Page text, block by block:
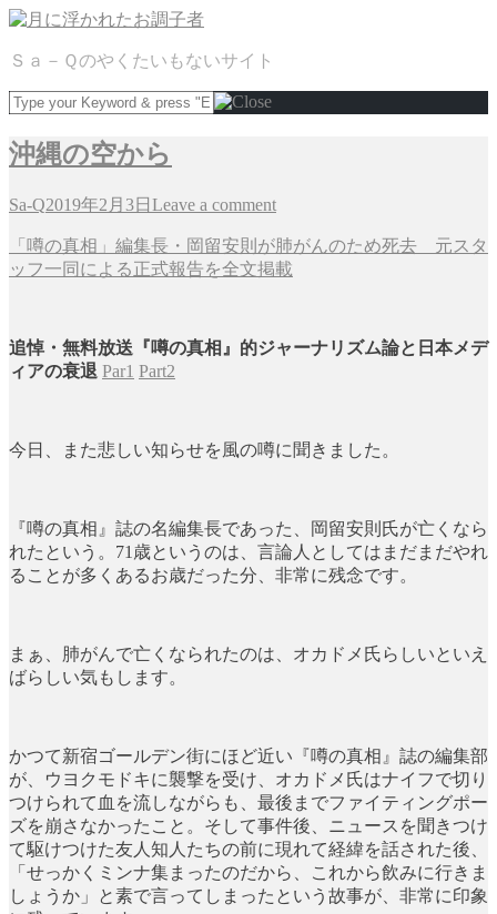
Ｓａ－Ｑのやくたいもないサイト
沖縄の空から
Sa-Q2019年2月3日 Leave a comment
「噂の真相」編集長・岡留安則が肺がんのため死去 元スタ
ッフ一同による正式報告を全文掲載
追悼・無料放送『噂の真相』的ジャーナリズム論と日本メデ
ィアの衰退 Par1 Part2
今日、また悲しい知らせを風の噂に聞きました。
『噂の真相』誌の名編集長であった、岡留安則氏が亡くなら
れたという。71歳というのは、言論人としてはまだまだやれ
ることが多くあるお歳だった分、非常に残念です。
まぁ、肺がんで亡くなられたのは、オカドメ氏らしいといえ
ばらしい気もします。
かつて新宿ゴールデン街にほど近い『噂の真相』誌の編集部
が、ウヨクモドキに襲撃を受け、オカドメ氏はナイフで切り
つけられて血を流しながらも、最後までファイティングポー
ズを崩さなかったこと。そして事件後、ニュースを聞きつけ
て駆けつけた友人知人たちの前に現れて経緯を話された後、
「せっかくミンナ集まったのだから、これから飲みに行きま
しょうか」と素で言ってしまったという故事が、非常に印象